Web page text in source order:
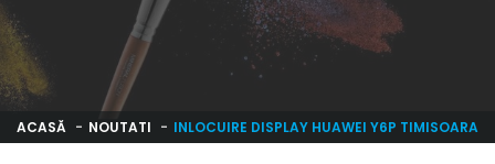
ACASĂ NOUTATI INLOCUIRE DISPLAY HUAWEI Y6P TIMISOARA